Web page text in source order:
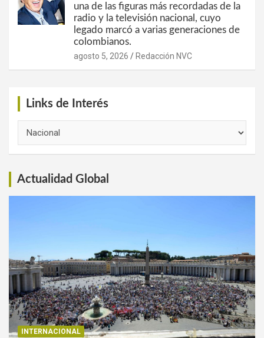
una de las figuras más recordadas de la
radio y la televisión nacional, cuyo
legado marcó a varias generaciones de
colombianos.
agosto 5, 2026 Redacción NVC
Links de Interés
Actualidad Global
INTERNACIONAL